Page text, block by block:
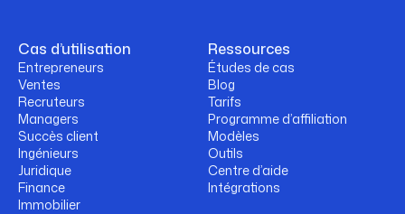
Cas d’utilisation
Entrepreneurs
Ventes
Recruteurs
Managers
Succès client
Ingénieurs
Juridique
Finance
Immobilier
Ressources
Études de cas
Blog
Tarifs
Programme d’affiliation
Modèles
Outils
Centre d’aide
Intégrations